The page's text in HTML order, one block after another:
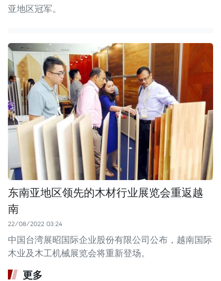
亚地区冠军。
东南亚地区领先的木材行业展览会重返越
南
22/08/2022 03:24
中国台湾展昭国际企业股份有限公司公布，越南国际
木业及木工机械展览会将重新登场。
更多